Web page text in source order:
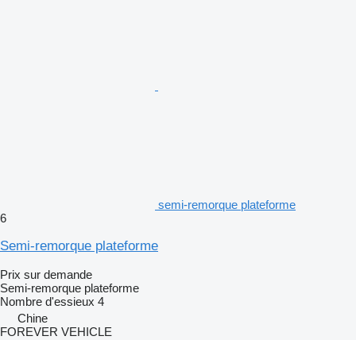
semi-remorque plateforme
6
Semi-remorque plateforme
Prix sur demande
Semi-remorque plateforme
Nombre d'essieux 4
Chine
FOREVER VEHICLE